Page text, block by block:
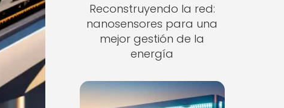
Reconstruyendo la red:
nanosensores para una
mejor gestión de la
energía